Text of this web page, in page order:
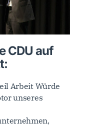
CDU auf
Arbeit Würde
unseres